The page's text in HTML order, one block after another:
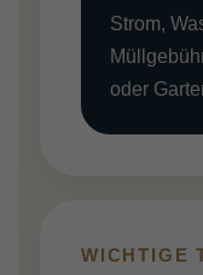
Strom,
oder
WICHTIGE